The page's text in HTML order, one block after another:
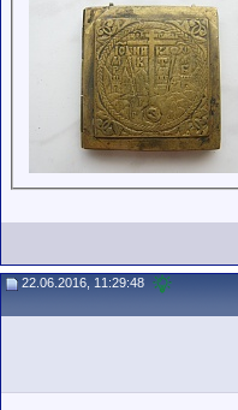
22.06.2016, 11:29:48